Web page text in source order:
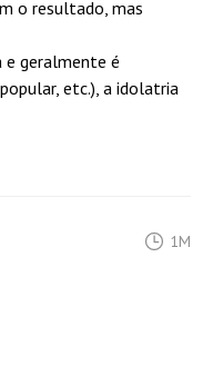
o resultado, mas
e geralmente é
etc.), a idolatria
1M